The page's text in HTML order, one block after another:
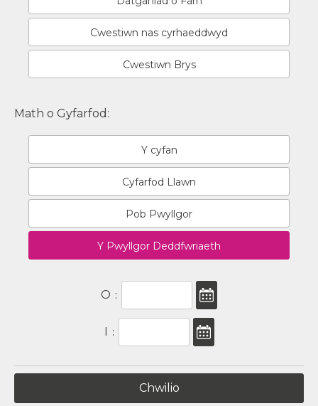
Cwestiwn nas cyrhaeddwyd
Cwestiwn Brys
Math o Gyfarfod:
Y cyfan
Cyfarfod Llawn
Pob Pwyllgor
Y Pwyllgor Deddfwriaeth
O :
: